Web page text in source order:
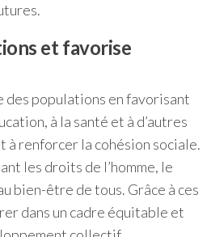
et favorise
populations en favorisant
à la santé et à d’autres
renforcer la cohésion sociale.
les droits de l’homme, le
bien-être de tous. Grâce à ces
dans un cadre équitable et